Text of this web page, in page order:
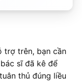
trợ trên, bạn cần
sĩ đã kê để
thủ đúng liều